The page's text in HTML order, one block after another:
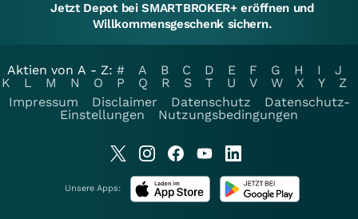
Jetzt Depot bei SMARTBROKER+ eröffnen und
Willkommensgeschenk sichern.
Aktien von A - Z: # A B C D E F G H I
J
K
L M N O P Q R S T U V W X Y
Z
Impressum
Disclaimer Datenschutz
Datenschutz-
Einstellungen
Nutzungsbedingungen
Unsere Apps: